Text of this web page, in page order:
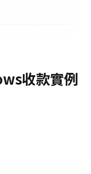
收款實例